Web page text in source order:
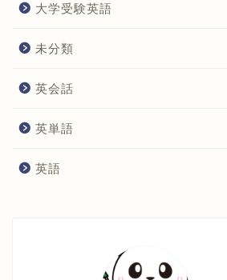
大学受験英語
未分類
英会話
英単語
英語